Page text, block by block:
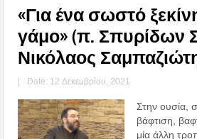
«Για ένα σωστό
γάμο» (π. Σπυρίδων
Νικόλαος
| Date: 12 Δεκεμβρίου, 2021
Στην ουσία,
βάφτιση,
μία άλλη